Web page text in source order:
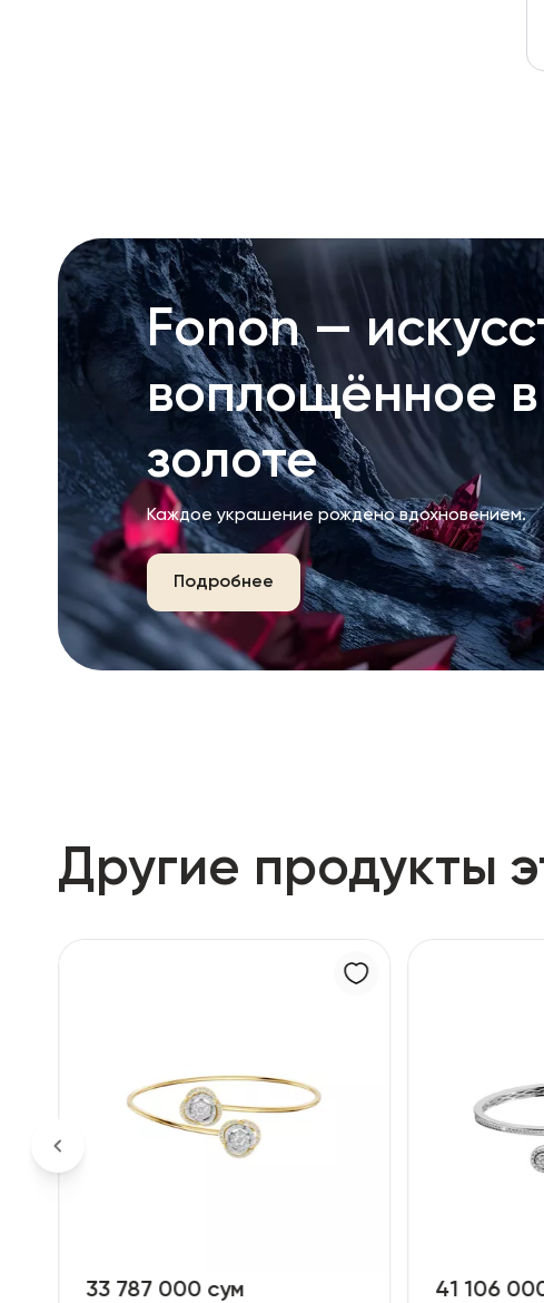
Fonon —
воплощённое в
золоте
Каждое украшение рождено вдохновением.
Подробнее
Другие продукты
33 787 000 сум 41 106